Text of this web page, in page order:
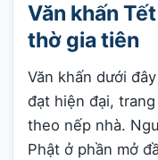
Văn khấn
thờ gia tiên
Văn khấn dưới
đạt hiện đại,
theo nếp nhà.
Phật ở phần mở